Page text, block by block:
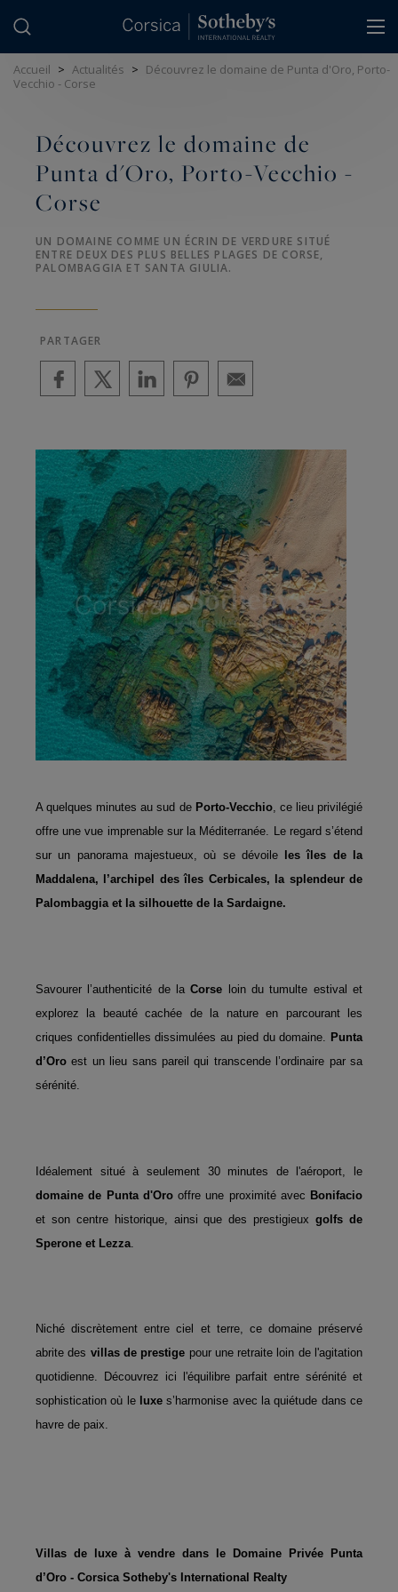
Accueil > Actualités > Découvrez le domaine de Punta d'Oro, Porto-
Vecchio - Corse
Découvrez le domaine de
Punta d'Oro, Porto-Vecchio -
Corse
UN DOMAINE COMME UN ÉCRIN DE VERDURE SITUÉ
ENTRE DEUX DES PLUS BELLES PLAGES DE CORSE,
PALOMBAGGIA ET SANTA GIULIA.
PARTAGER
A quelques minutes au sud de Porto-Vecchio, ce lieu privilégié
offre une vue imprenable sur la Méditerranée. Le regard s’étend
sur un panorama majestueux, où se dévoile
les îles de la
Maddalena, l’archipel des îles Cerbicales, la splendeur de
Palombaggia et la silhouette de la Sardaigne.
Savourer l’authenticité de laCorse loin du tumulte estival et
explorez la beauté cachée de la nature en parcourant les
criques confidentielles dissimulées au pied du domaine.
Punta
d’Oro est un lieu sans pareil qui transcende l’ordinaire par sa
sérénité.
Idéalement situé à seulement 30 minutes de l'aéroport, le
domaine de Punta d'Orooffre une proximité avec Bonifacio
et son centre historique, ainsi que des prestigieuxgolfs de
Sperone et Lezza
Niché discrètement entre ciel et terre, ce domaine préservé
abrite des villas de prestige pour une retraite loin de l'agitation
quotidienne. Découvrez ici l'équilibre parfait entre sérénité et
sophistication où le luxe s’harmonise avec la quiétude dans ce
havre de paix.
Villas de luxe à vendre dans le Domaine Privée Punta
d’Oro - Corsica Sotheby's International Realty